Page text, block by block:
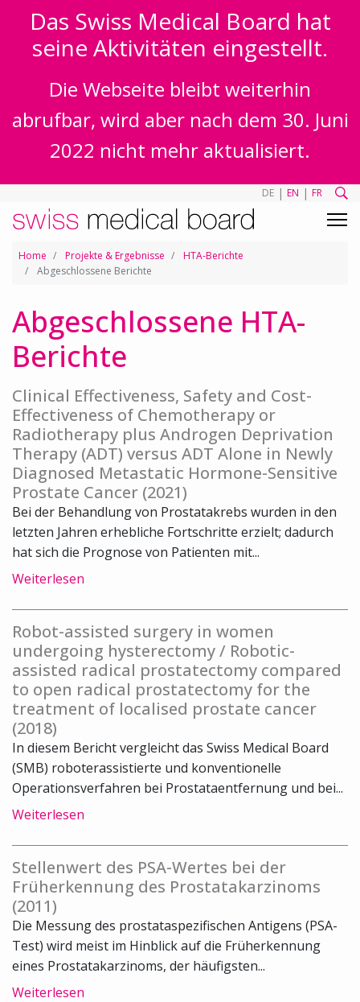
Das Swiss Medical Board hat
seine Aktivitäten eingestellt.
Die Webseite bleibt weiterhin
abrufbar, wird aber nach dem 30. Juni
2022 nicht mehr aktualisiert.
DE | EN | FR
Home Projekte & Ergebnisse
HTA-Berichte
Abgeschlossene Berichte
Abgeschlossene HTA-
Berichte
Clinical Effectiveness, Safety and Cost-
Effectiveness of Chemotherapy or
Radiotherapy plus Androgen Deprivation
Therapy (ADT) versus ADT Alone in Newly
Diagnosed Metastatic Hormone-Sensitive
Prostate Cancer (2021)
Bei der Behandlung von Prostatakrebs wurden in den
letzten Jahren erhebliche Fortschritte erzielt; dadurch
hat sich die Prognose von Patienten mit...
Weiterlesen
Robot-assisted surgery in women
undergoing hysterectomy / Robotic-
assisted radical prostatectomy compared
to open radical prostatectomy for the
treatment of localised prostate cancer
(2018)
In diesem Bericht vergleicht das Swiss Medical Board
(SMB) roboterassistierte und konventionelle
Operationsverfahren bei Prostataentfernung und bei...
Weiterlesen
Stellenwert des PSA-Wertes bei der
Früherkennung des Prostatakarzinoms
(2011)
Die Messung des prostataspezifischen Antigens (PSA-
Test) wird meist im Hinblick auf die Früherkennung
eines Prostatakarzinoms, der häufigsten...
Weiterlesen